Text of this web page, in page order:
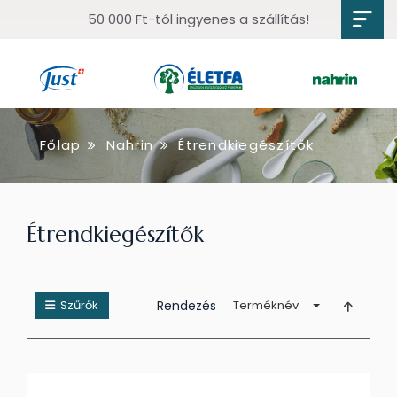
50 000 Ft-tól ingyenes a szállítás!
Főlap Nahrin Étrendkiegészítők
Étrendkiegészítők
Szűrők Rendezés Terméknév